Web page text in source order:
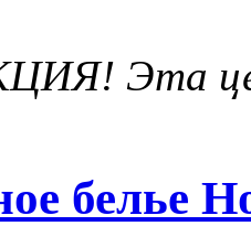
Эта
белье